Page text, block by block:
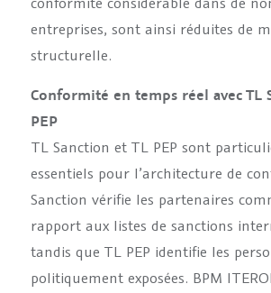
entreprises, sont ainsi réduites de
structurelle.
Conformité en temps réel avec TL
PEP
TL Sanction et TL PEP sont
essentiels pour l’architecture de
Sanction vérifie les partenaires
rapport aux listes de sanctions
tandis que TL PEP identifie les
politiquement exposées. BPM